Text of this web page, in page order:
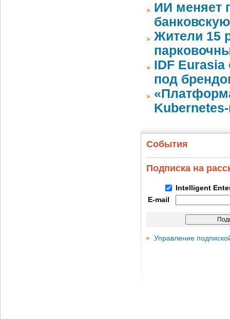
ИИ меняет
Жители 15
IDF
под
События
Подписка на
Intelligent
E-mail
Управление